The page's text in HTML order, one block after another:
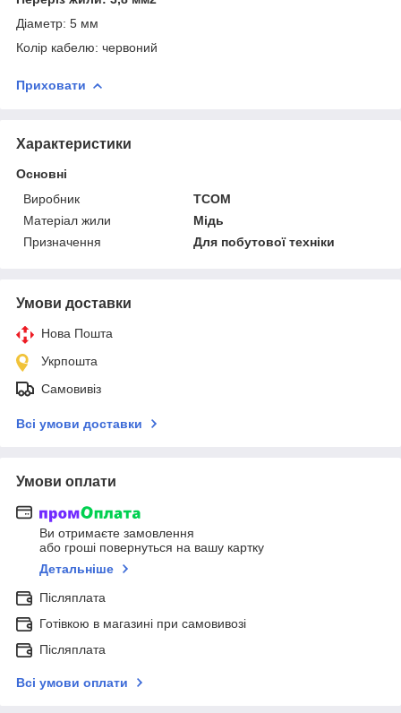
Діаметр: 5 мм
Колір кабелю: червоний
Приховати
Характеристики
Основні
Виробник
TCOM
Матеріал жили
Мідь
Призначення
Для побутової техніки
Умови доставки
Нова Пошта
Укрпошта
Самовивіз
Всі умови доставки
Умови оплати
Ви отримаєте замовлення
або гроші повернуться на вашу картку
Детальніше
Післяплата
Готівкою в магазині при самовивозі
Післяплата
Всі умови оплати